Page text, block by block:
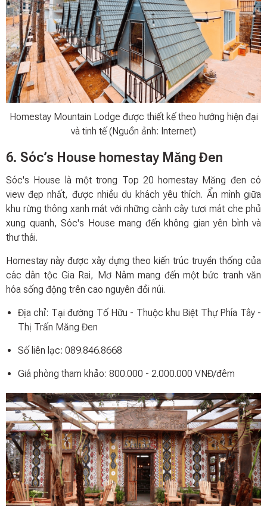
Homestay Mountain Lodge được thiết kế theo hướng hiện đại
và tinh tế (Nguồn ảnh: Internet)
6. Sóc’s House homestay Măng Đen
Sóc's House là một trong Top 20 homestay Măng đen có
view đẹp nhất, được nhiều du khách yêu thích. Ẩn mình giữa
khu rừng thông xanh mát với những cành cây tươi mát che phủ
xung quanh, Sóc's House mang đến không gian yên bình và
thư thái.
Homestay này được xây dựng theo kiến trúc truyền thống của
các dân tộc Gia Rai, Mơ Nâm mang đến một bức tranh văn
hóa sống động trên cao nguyên đồi núi.
Địa chỉ: Tại đường Tố Hữu - Thuộc khu Biệt Thự Phía Tây -
Thị Trấn Măng Đen
Số liên lạc: 089.846.8668
Giá phòng tham khảo: 800.000 - 2.000.000 VNĐ/đêm